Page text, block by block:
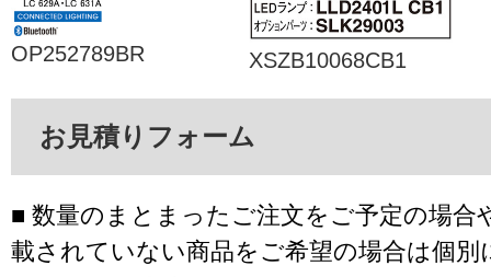
OP252789BR XSZB10068CB1
お見積りフォーム
■ 数量のまとまったご注文をご予定の場合
載されていない商品をご希望の場合は個別